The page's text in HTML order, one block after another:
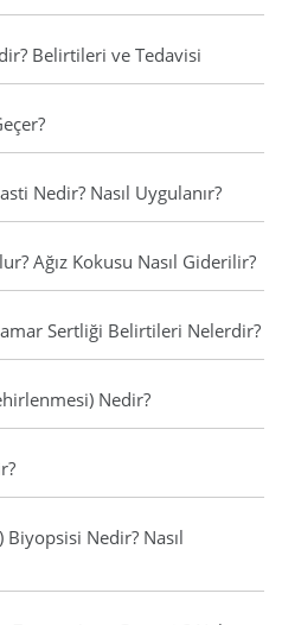
Belirtileri ve Tedavisi
Nedir? Nasıl Uygulanır?
Ağız Kokusu Nasıl Giderilir?
Sertliği Belirtileri Nelerdir?
Nedir?
Nedir? Nasıl